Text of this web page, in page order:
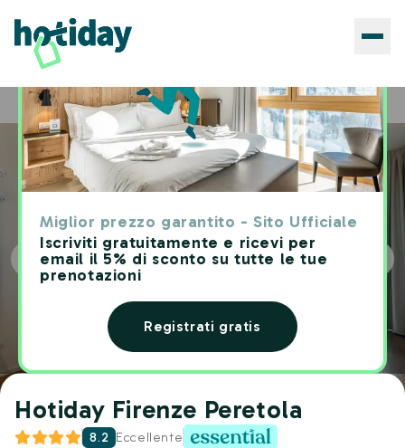
Miglior prezzo garantito - Sito Ufficiale
Iscriviti gratuitamente e ricevi per
email il 5% di sconto su tutte le tue
prenotazioni
Registrati gratis
Home Hotels Hotiday Firenze Peretola
Hotiday Firenze Peretola
8.2 Eccellente